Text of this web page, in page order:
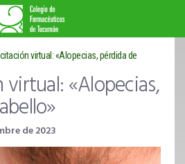
virtual: «Alopecias, pérdida de
«Alopecias,
de 2023